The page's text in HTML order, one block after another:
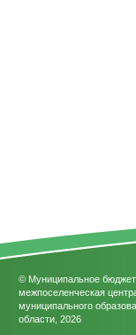
© Муниципальное
межпоселенческая
муниципального
области, 2026